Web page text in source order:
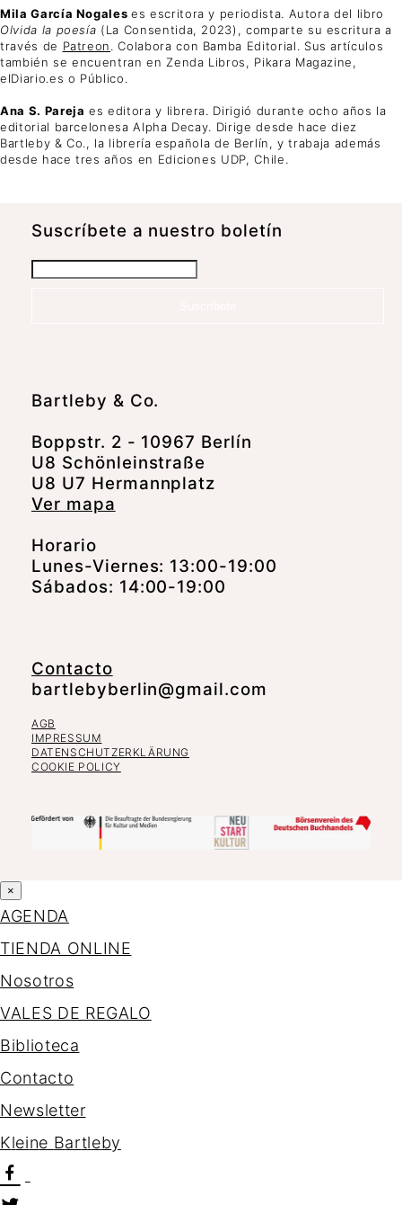
Mila García Nogales es escritora y periodista. Autora del libro
Olvida la poesía (La Consentida, 2023), comparte su escritura a
través de Patreon. Colabora con Bamba Editorial. Sus artículos
también se encuentran en Zenda Libros, Pikara Magazine,
elDiario.es o Público.
Ana S. Pareja es editora y librera. Dirigió durante ocho años la
editorial barcelonesa Alpha Decay. Dirige desde hace diez
Bartleby & Co., la librería española de Berlín, y trabaja además
desde hace tres años en Ediciones UDP, Chile.
Suscrí­bete a nuestro boletín
Bartleby & Co.
Boppstr. 2 - 10967 Berlín
U8 Schönleinstraße
U8 U7 Hermannplatz
Ver mapa
Horario
Lunes-Viernes: 13:00-19:00
Sábados: 14:00-19:00
Contacto
bartlebyberlin@gmail.com
AGB
IMPRESSUM
DATENSCHUTZERKLÄRUNG
COOKIE POLICY
×
AGENDA
TIENDA ONLINE
Nosotros
VALES DE REGALO
Biblioteca
Contacto
Newsletter
Kleine Bartleby